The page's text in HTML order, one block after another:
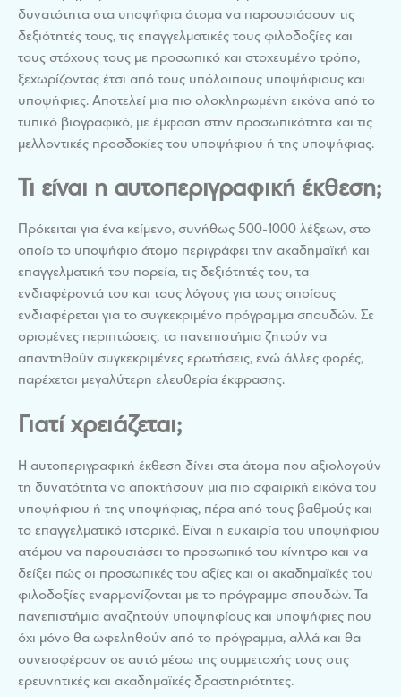
δυνατότητα στα υποψήφια άτομα να παρουσιάσουν τις
δεξιότητές τους, τις επαγγελματικές τους φιλοδοξίες και
τους στόχους τους με προσωπικό και στοχευμένο τρόπο,
ξεχωρίζοντας έτσι από τους υπόλοιπους υποψήφιους και
υποψήφιες. Αποτελεί μια πιο ολοκληρωμένη εικόνα από το
τυπικό βιογραφικό, με έμφαση στην προσωπικότητα και τις
μελλοντικές προσδοκίες του υποψήφιου ή της υποψήφιας.
Τι είναι η αυτοπεριγραφική έκθεση;
Πρόκειται για ένα κείμενο, συνήθως 500-1000 λέξεων, στο
οποίο το υποψήφιο άτομο περιγράφει την ακαδημαϊκή και
επαγγελματική του πορεία, τις δεξιότητές του, τα
ενδιαφέροντά του και τους λόγους για τους οποίους
ενδιαφέρεται για το συγκεκριμένο πρόγραμμα σπουδών. Σε
ορισμένες περιπτώσεις, τα πανεπιστήμια ζητούν να
απαντηθούν συγκεκριμένες ερωτήσεις, ενώ άλλες φορές,
παρέχεται μεγαλύτερη ελευθερία έκφρασης.
Γιατί χρειάζεται;
Η αυτοπεριγραφική έκθεση δίνει στα άτομα που αξιολογούν
τη δυνατότητα να αποκτήσουν μια πιο σφαιρική εικόνα του
υποψήφιου ή της υποψήφιας, πέρα από τους βαθμούς και
το επαγγελματικό ιστορικό. Είναι η ευκαιρία του υποψήφιου
ατόμου να παρουσιάσει το προσωπικό του κίνητρο και να
δείξει πώς οι προσωπικές του αξίες και οι ακαδημαϊκές του
φιλοδοξίες εναρμονίζονται με το πρόγραμμα σπουδών. Τα
πανεπιστήμια αναζητούν υποψηφίους και υποψήφιες που
όχι μόνο θα ωφεληθούν από το πρόγραμμα, αλλά και θα
συνεισφέρουν σε αυτό μέσω της συμμετοχής τους στις
ερευνητικές και ακαδημαϊκές δραστηριότητες.